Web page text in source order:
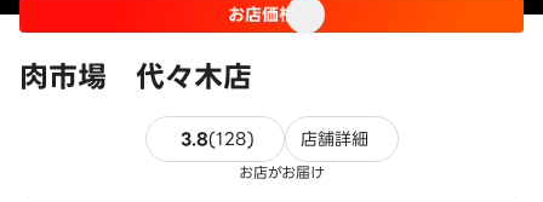
肉市場 代々木店
お店価格
3.8(128)128件のレビュー
店舗詳細
お店がお届け